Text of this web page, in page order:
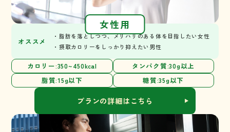
女性用
オススメ
・脂肪を落としつつ、メリハリのある体を目指したい女性
・摂取カロリーをしっかり抑えたい男性
カロリー:350~450kcal
タンパク質:30g以上
脂質:15g以下
糖質:35g以下
プランの詳細はこちら